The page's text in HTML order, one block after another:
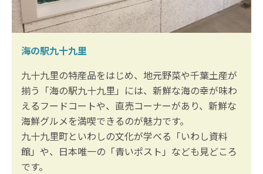
海の駅九十九里
九十九里の特産品をはじめ、地元野菜や千葉土産が
揃う「海の駅九十九里」には、新鮮な海の幸が味わ
えるフードコートや、直売コーナーがあり、新鮮な
海鮮グルメを満喫できるのが魅力です。
九十九里町といわしの文化が学べる「いわし資料
館」や、日本唯一の「青いポスト」なども見どころ
です。